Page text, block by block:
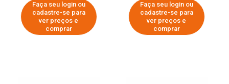
Faça seu login ou
cadastre-se para
ver preços e
comprar
Faça seu login ou
cadastre-se para
ver preços e
comprar